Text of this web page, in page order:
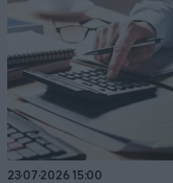
23·07·2026 15:00